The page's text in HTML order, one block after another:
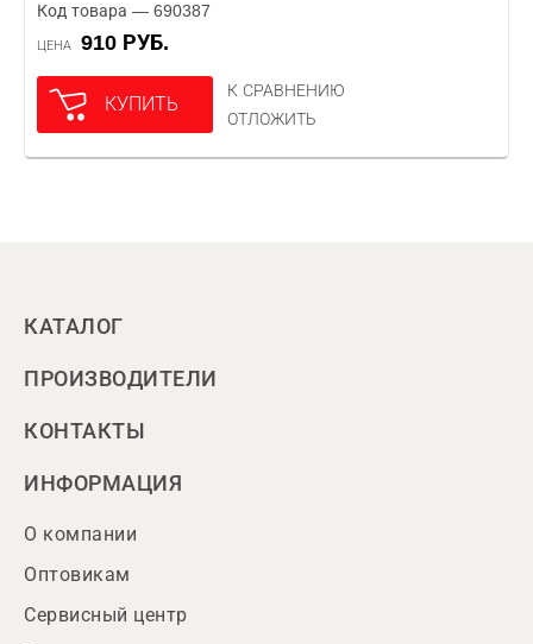
Код товара — 690387
ЦЕНА 910 РУБ.
КУПИТЬ
К СРАВНЕНИЮ
ОТЛОЖИТЬ
КАТАЛОГ
ПРОИЗВОДИТЕЛИ
КОНТАКТЫ
ИНФОРМАЦИЯ
О компании
Оптовикам
Сервисный центр